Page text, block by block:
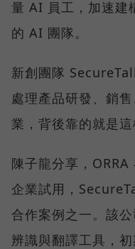
量 AI 員工，加速建
的 AI 團隊。
新創團隊
處理產品研發、銷
業，背後靠的就是
陳子龍分享，
企業試用，
合作案例之一。該
辨識與翻譯工具，